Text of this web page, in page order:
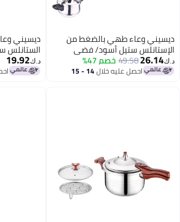
بالضغط من
فضي
47%
خلال 14 - 15
ديسيني وعاء طهي بالضغط من
الستانلس ستيل أسود/ فضي 6لترات
د.ك‏ 19.92
احصل عليه خلال 17 - 18